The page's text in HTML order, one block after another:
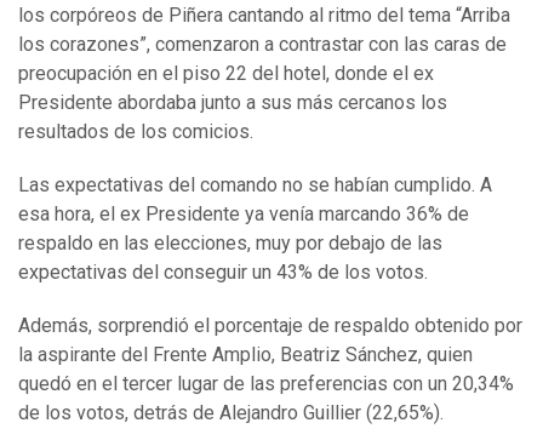
los corpóreos de Piñera cantando al ritmo del tema “Arriba
los corazones”, comenzaron a contrastar con las caras de
preocupación en el piso 22 del hotel, donde el ex
Presidente abordaba junto a sus más cercanos los
resultados de los comicios.
Las expectativas del comando no se habían cumplido. A
esa hora, el ex Presidente ya venía marcando 36% de
respaldo en las elecciones, muy por debajo de las
expectativas del conseguir un 43% de los votos.
Además, sorprendió el porcentaje de respaldo obtenido por
la aspirante del Frente Amplio, Beatriz Sánchez, quien
quedó en el tercer lugar de las preferencias con un 20,34%
de los votos, detrás de Alejandro Guillier (22,65%).